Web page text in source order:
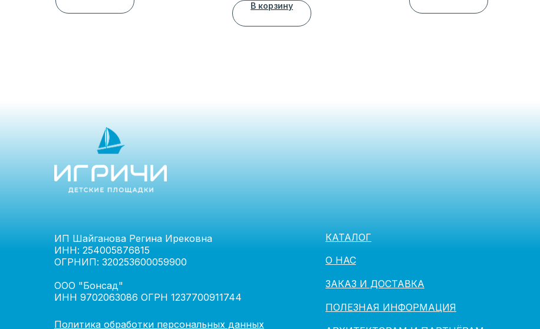
В корзину
ПОЛЕЗНАЯ ИНФОРМАЦИЯ
ЗАКАЗ И ДОСТАВКА
О НАС
КАТАЛОГ
Политика обработки персональных данных
ИП Шайганова Регина Ирековна
ИНН: 254005876815
ОГРНИП: 320253600059900
ООО "Бонсад"
ИНН 9702063086 ОГРН 1237700911744